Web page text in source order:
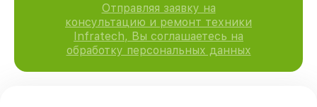
Отправляя заявку на
консультацию и ремонт техники
Infratech, Вы соглашаетесь на
обработку персональных данных